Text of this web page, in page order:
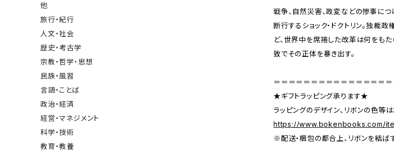
戦争、自然災害、政変などの惨事に
断行するショック・ドクトリン。独裁
ど、世界中を席捲した改革は何をも
致でその正体を暴き出す。
＝＝＝＝＝＝＝＝＝＝＝＝＝＝＝＝
★ギフトラッピング承ります★
ラッピングのデザイン、リボンの色等
https://www.bokenbooks.com/
※配送・梱包の都合上、リボンを結ば
他
旅行・紀行
人文・社会
歴史・考古学
宗教・哲学・思想
民族・風習
言語・ことば
政治・経済
経営・マネジメント
科学・技術
教育・教養